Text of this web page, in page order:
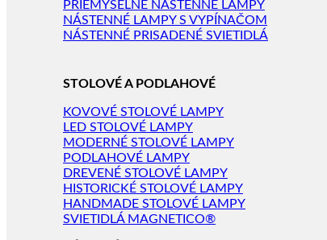
PRIEMYSELNÉ NÁSTENNÉ LAMPY
NÁSTENNÉ LAMPY S VYPÍNAČOM
NÁSTENNÉ PRISADENÉ SVIETIDLÁ
STOLOVÉ A PODLAHOVÉ
KOVOVÉ STOLOVÉ LAMPY
LED STOLOVÉ LAMPY
MODERNÉ STOLOVÉ LAMPY
PODLAHOVÉ LAMPY
DREVENÉ STOLOVÉ LAMPY
HISTORICKÉ STOLOVÉ LAMPY
HANDMADE STOLOVÉ LAMPY
SVIETIDLÁ MAGNETICO®